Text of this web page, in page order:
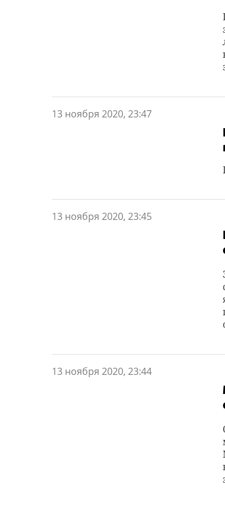
13 ноября 2020, 23:47
13 ноября 2020, 23:45
13 ноября 2020, 23:44